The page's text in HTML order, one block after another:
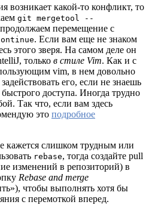
возникает какой-то конфликт, то
git mergetool --
продолжаем перемещение с
. Если вам еще не знаком
этого зверя. На самом деле он
только в стиле Vim. Как и с
vim, в нем довольно
его, если не знаешь
доступа. Иногда трудно
Так что, если вам здесь
это подробное
кажется слишком трудным или
rebase, тогда создайте pull
изменений в репозиторий) в
Rebase and merge
чтобы выполнять хотя бы
с перемоткой вперед.